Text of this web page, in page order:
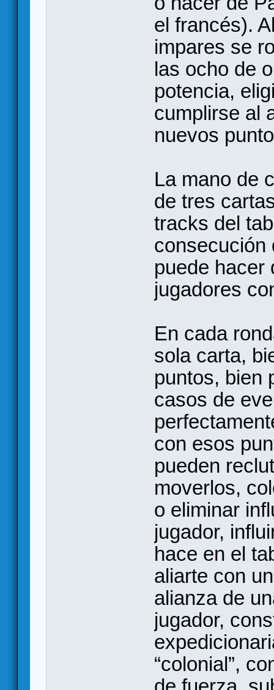
el francés).
impares se
las ocho de
potencia,
cumplirse al
nuevos
La mano de
de tres
tracks del
consecución
puede hacer
jugadores
En cada
sola carta,
puntos, bien
casos de
con esos
pueden
moverlos,
o eliminar
jugador,
hace en el
aliarte con
alianza de
jugador,
“colonial”,